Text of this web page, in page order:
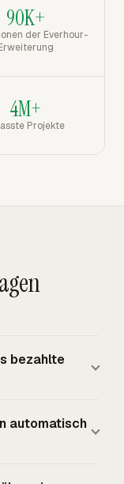
90K+
der Everhour-
4M+
Projekte
bezahlte
5 bis 20
Sie
automatisch